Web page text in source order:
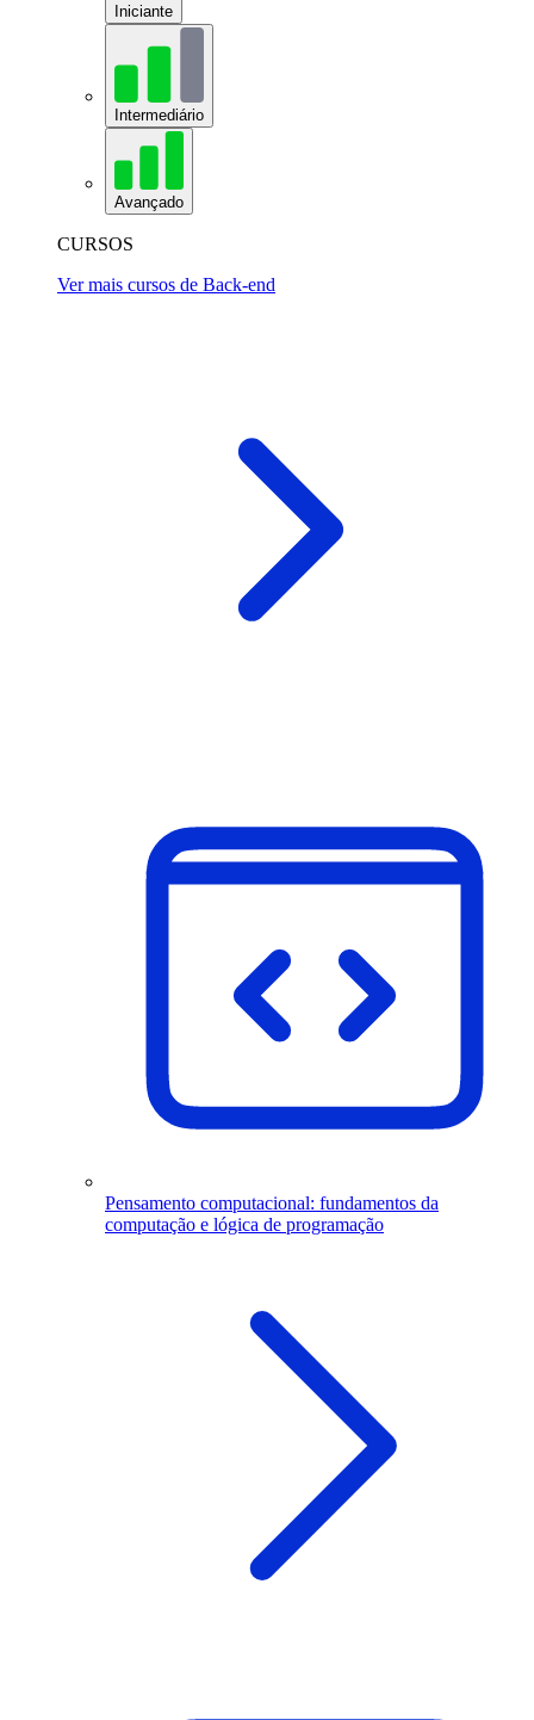
Iniciante
Intermediário
Avançado
CURSOS
Ver mais cursos de Back-end
Pensamento computacional: fundamentos da
computação e lógica de programação